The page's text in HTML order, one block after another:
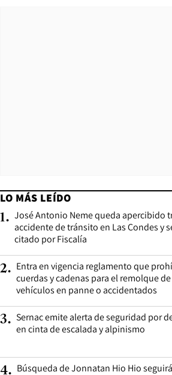
LO MÁS LEÍDO
1. José Antonio Neme queda apercibido
accidente de tránsito en Las Condes y
citado por Fiscalía
2. Entra en vigencia reglamento que
cuerdas y cadenas para el remolque de
vehículos en panne o accidentados
3. Sernac emite alerta de seguridad por
en cinta de escalada y alpinismo
4. Búsqueda de Jonnatan Hio Hio